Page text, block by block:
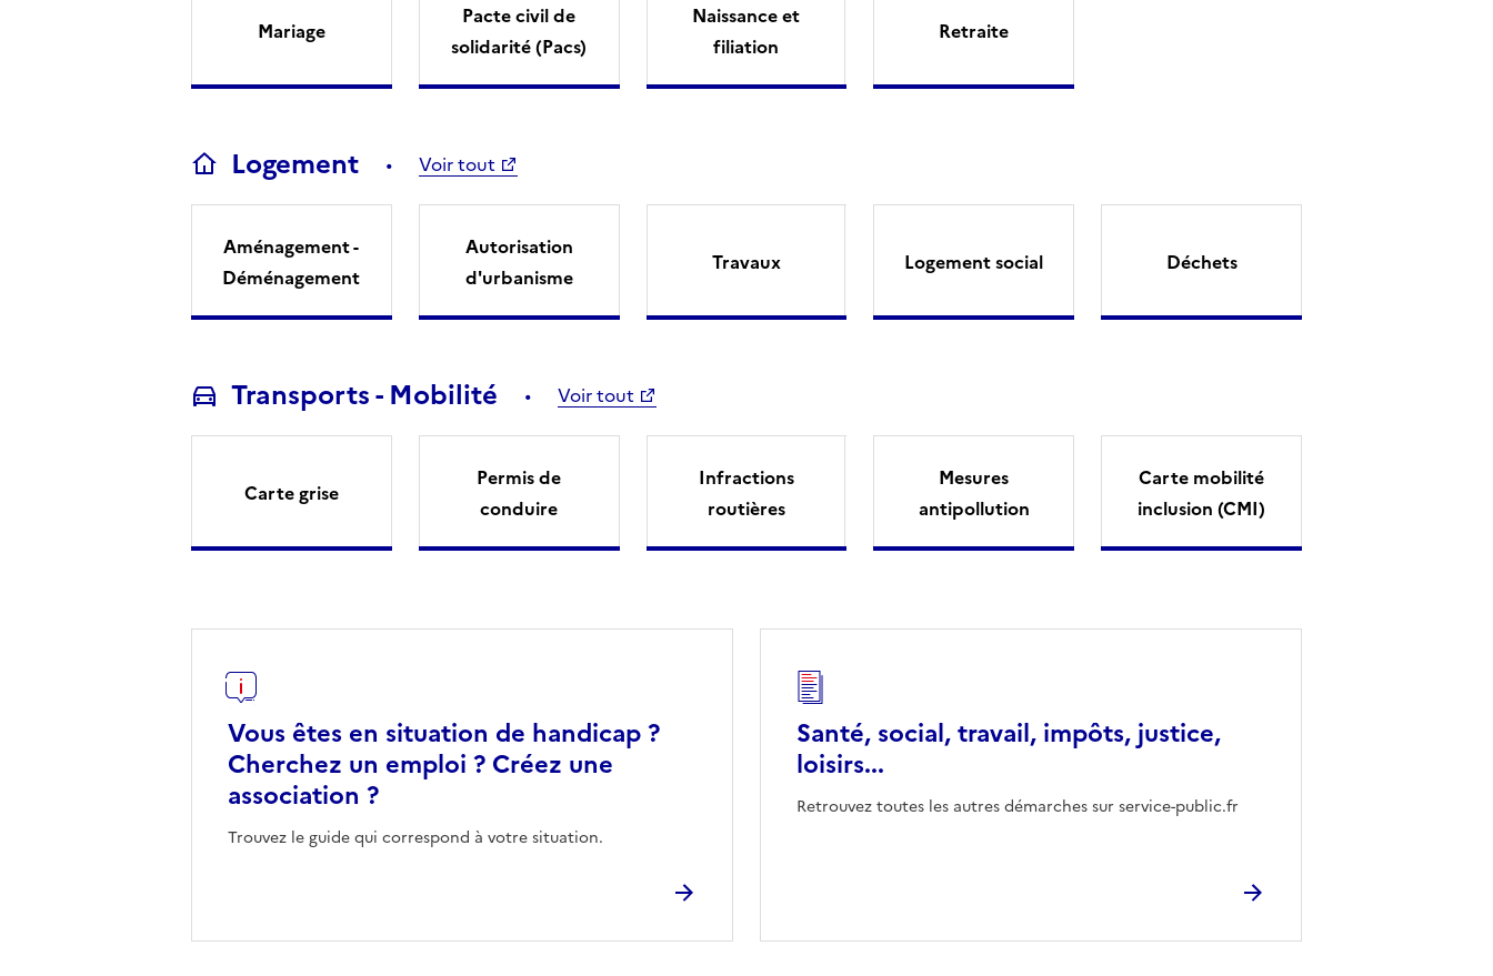
Mariage
Pacte civil de
solidarité (Pacs)
Naissance et
filiation
Retraite
Logement Voir tout
Aménagement -
Déménagement
Autorisation
d'urbanisme
Travaux Logement social Déchets
Transports - Mobilité Voir tout
Carte grise
Permis de
conduire
Infractions
routières
Mesures
antipollution
Carte mobilité
inclusion (CMI)
Vous êtes en situation de handicap ?
Cherchez un emploi ? Créez une
association ?
Trouvez le guide qui correspond à votre situation.
Santé, social, travail, impôts, justice,
loisirs...
Retrouvez toutes les autres démarches sur service-public.fr